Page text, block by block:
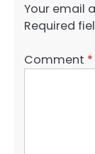
Your email
Required
Comment *